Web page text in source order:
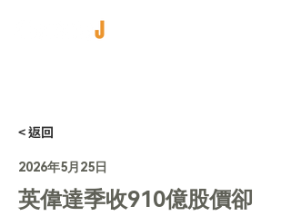
< 返回
2026年5月25日
英偉達季收910億股價卻